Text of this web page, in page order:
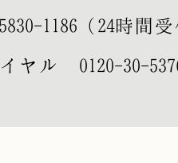
1186（24時間
イヤル 0120-30-